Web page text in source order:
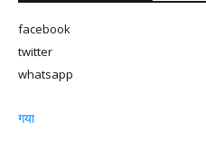
facebook
twitter
whatsapp
गया